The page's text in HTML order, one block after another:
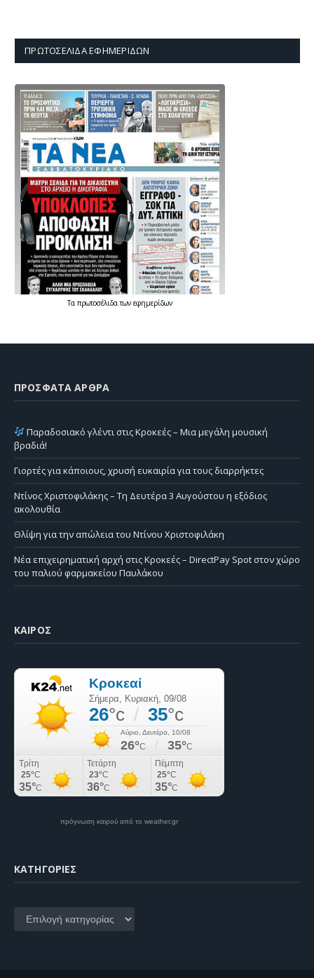
ΠΡΩΤΟΣΈΛΙΔΑ ΕΦΗΜΕΡΊΔΩΝ
Τα πρωτοσέλιδατων εφημερίδων
ΠΡΌΣΦΑΤΑ ΆΡΘΡΑ
Παραδοσιακό γλέντι στις Κροκεές – Μια μεγάλη μουσική
βραδιά!
Γιορτές για κάποιους, χρυσή ευκαιρία για τους διαρρήκτες
Ντίνος Χριστοφιλάκης – Τη Δευτέρα 3 Αυγούστου η εξόδιος
ακολουθία
Θλίψη για την απώλεια του Ντίνου Χριστοφιλάκη
Νέα επιχειρηματική αρχή στις Κροκεές – DirectPay Spot στον χώρο
του παλιού φαρμακείου Παυλάκου
ΚΑΙΡΌΣ
πρόγνωση καιρού από το weather.gr
KΑΤΗΓΟΡΊΕΣ
Kατηγορίες